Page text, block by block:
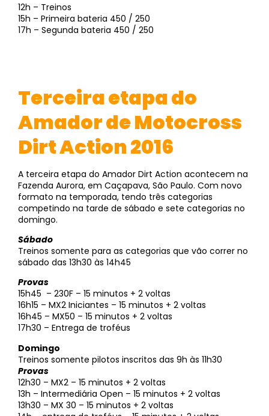
12h – Treinos
15h – Primeira bateria 450 / 250
17h – Segunda bateria 450 / 250
Terceira etapa do
Amador de Motocross
Dirt Action 2016
A terceira etapa do Amador Dirt Action acontecem na
Fazenda Aurora, em Caçapava, São Paulo. Com novo
formato na temporada, tendo três categorias
competindo na tarde de sábado e sete categorias no
domingo.
Sábado
Treinos somente para as categorias que vão correr no
sábado das 13h30 às 14h45
Provas
15h45 – 230F – 15 minutos + 2 voltas
16h15 – MX2 Iniciantes – 15 minutos + 2 voltas
16h45 – MX50 – 15 minutos + 2 voltas
17h30 – Entrega de troféus
Domingo
Treinos somente pilotos inscritos das 9h às 11h30
Provas
12h30 – MX2 – 15 minutos + 2 voltas
13h – Intermediária Open – 15 minutos + 2 voltas
13h30 – MX 30 – 15 minutos + 2 voltas